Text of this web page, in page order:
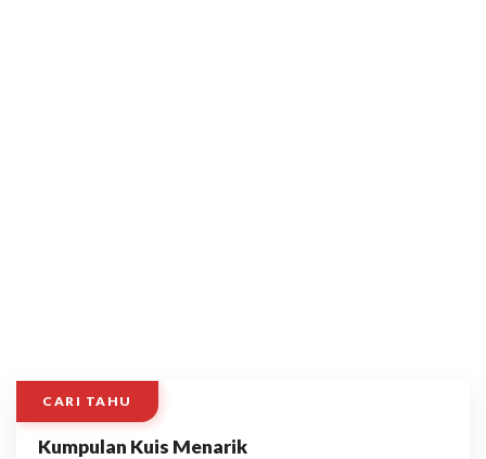
CARI TAHU
Kumpulan Kuis Menarik